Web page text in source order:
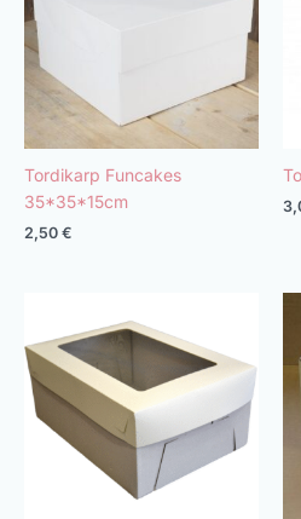
Tordikarp Funcakes
35*35*15cm
2,50 €